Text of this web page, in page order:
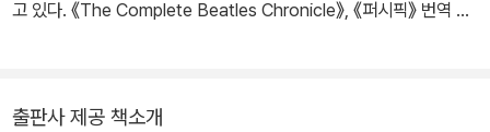
비밀을 뇌과학으로 밝히고 있다. 그는 이 책을 통해 남자의 뇌는 여자
고 있다. 《The Complete Beatles Chronicle》, 《퍼시픽》 번역 작
출판사 제공 책소개